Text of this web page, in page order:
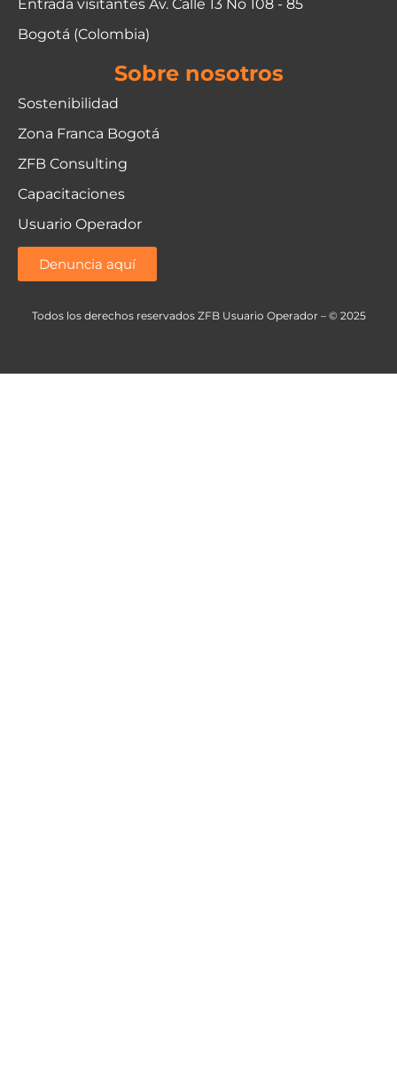
Entrada visitantes Av. Calle 13 No 108 - 85
Bogotá (Colombia)
Sobre nosotros
Sostenibilidad
Zona Franca Bogotá
ZFB Consulting
Capacitaciones
Usuario Operador
Denuncia aquí
Todos los derechos reservados ZFB Usuario Operador – © 2025